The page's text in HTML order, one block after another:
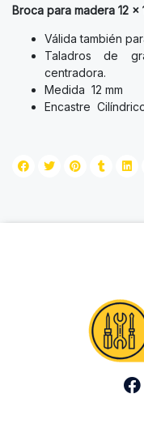
Broca para madera 12 x
Válida también
Taladros de
centradora.
Medida 12 mm
Encastre